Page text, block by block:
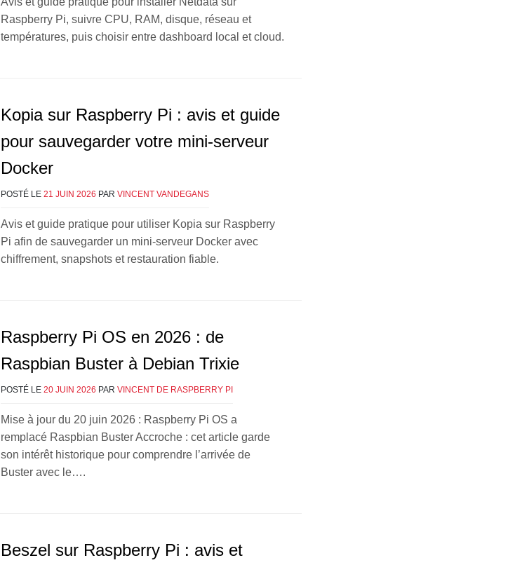
Raspberry Pi, suivre CPU, RAM, disque, réseau et
températures, puis choisir entre dashboard local et cloud.
Kopia sur Raspberry Pi : avis et guide
pour sauvegarder votre mini-serveur
Docker
POSTÉ LE 21 JUIN 2026 PAR VINCENT VANDEGANS
Avis et guide pratique pour utiliser Kopia sur Raspberry
Pi afin de sauvegarder un mini-serveur Docker avec
chiffrement, snapshots et restauration fiable.
Raspberry Pi OS en 2026 : de
Raspbian Buster à Debian Trixie
POSTÉ LE 20 JUIN 2026 PAR VINCENT DE RASPBERRY PI
Mise à jour du 20 juin 2026 : Raspberry Pi OS a
remplacé Raspbian Buster Accroche : cet article garde
son intérêt historique pour comprendre l’arrivée de
Buster avec le….
Beszel sur Raspberry Pi : avis et